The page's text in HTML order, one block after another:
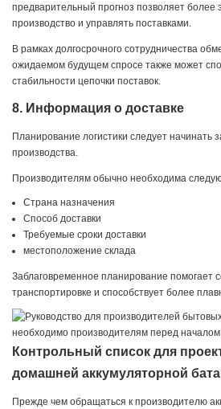
предварительный прогноз позволяет
производство и управлять поставками.
В рамках долгосрочного сотрудничества
ожидаемом будущем спросе также может
стабильности цепочки поставок.
8. Информация о доставке
Планирование логистики следует начинать
производства.
Производителям обычно необходима
Страна назначения
Способ доставки
Требуемые сроки доставки
местоположение склада
Заблаговременное планирование помогает
транспортировке и способствует более
Контрольный список для
домашней аккумуляторной
Прежде чем обращаться к производителю